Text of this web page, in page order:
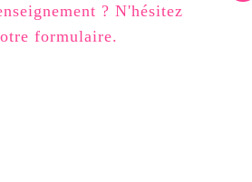
? N'hésitez
formulaire.